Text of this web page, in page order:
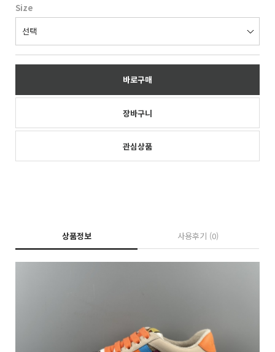
Size
바로구매
장바구니
관심상품
상품정보 사용후기 (0)